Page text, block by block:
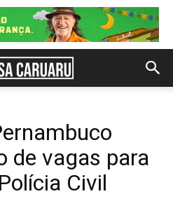
de vagas para
Civil